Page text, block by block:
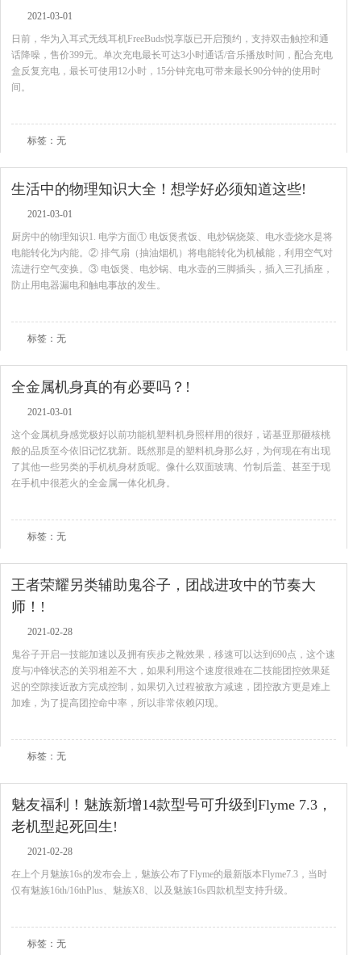
2021-03-01
日前，华为入耳式无线耳机FreeBuds悦享版已开启预约，支持双击触控和通
话降噪，售价399元。单次充电最长可达3小时通话/音乐播放时间，配合充电
盒反复充电，最长可使用12小时，15分钟充电可带来最长90分钟的使用时
间。
标签：无
生活中的物理知识大全！想学好必须知道这些!
2021-03-01
厨房中的物理知识1. 电学方面① 电饭煲煮饭、电炒锅烧菜、电水壶烧水是将
电能转化为内能。② 排气扇（抽油烟机）将电能转化为机械能，利用空气对
流进行空气变换。③ 电饭煲、电炒锅、电水壶的三脚插头，插入三孔插座，
防止用电器漏电和触电事故的发生。
标签：无
全金属机身真的有必要吗？!
2021-03-01
这个金属机身感觉极好以前功能机塑料机身照样用的很好，诺基亚那砸核桃
般的品质至今依旧记忆犹新。既然那是的塑料机身那么好，为何现在有出现
了其他一些另类的手机机身材质呢。像什么双面玻璃、竹制后盖、甚至于现
在手机中很惹火的全金属一体化机身。
标签：无
王者荣耀另类辅助鬼谷子，团战进攻中的节奏大
师！!
2021-02-28
鬼谷子开启一技能加速以及拥有疾步之靴效果，移速可以达到690点，这个速
度与冲锋状态的关羽相差不大，如果利用这个速度很难在二技能团控效果延
迟的空隙接近敌方完成控制，如果切入过程被敌方减速，团控敌方更是难上
加难，为了提高团控命中率，所以非常依赖闪现。
标签：无
魅友福利！魅族新增14款型号可升级到Flyme 7.3，
老机型起死回生!
2021-02-28
在上个月魅族16s的发布会上，魅族公布了Flyme的最新版本Flyme7.3，当时
仅有魅族16th/16thPlus、魅族X8、以及魅族16s四款机型支持升级。
标签：无